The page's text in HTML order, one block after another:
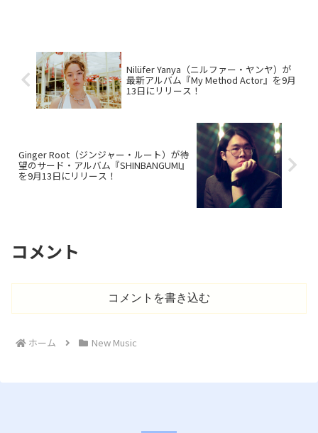
Nilüfer Yanya（ニルファー・ヤンヤ）が
最新アルバム『My Method Actor』を9月
13日にリリース！
Ginger Root（ジンジャー・ルート）が待
望のサード・アルバム『SHINBANGUMI』
を9月13日にリリース！
コメント
コメントを書き込む
ホーム New Music